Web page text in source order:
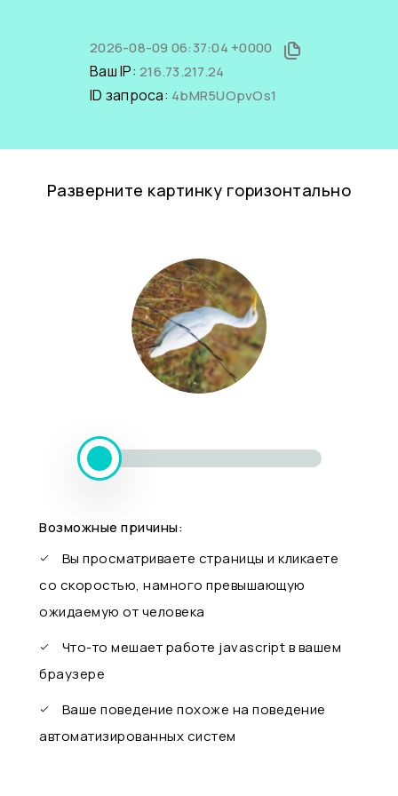
2026-08-09 06:37:04 +0000
Ваш IP: 216.73.217.24
ID запроса: 4bMR5UOpvOs1
Разверните картинку горизонтально
Возможные причины:
Вы просматриваете страницы и кликаете
со скоростью, намного превышающую
ожидаемую от человека
Что-то мешает работе javascript в вашем
браузере
Ваше поведение похоже на поведение
автоматизированных систем